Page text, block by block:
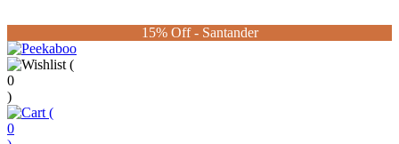
15% Off - Santander
(
0
)
(
0